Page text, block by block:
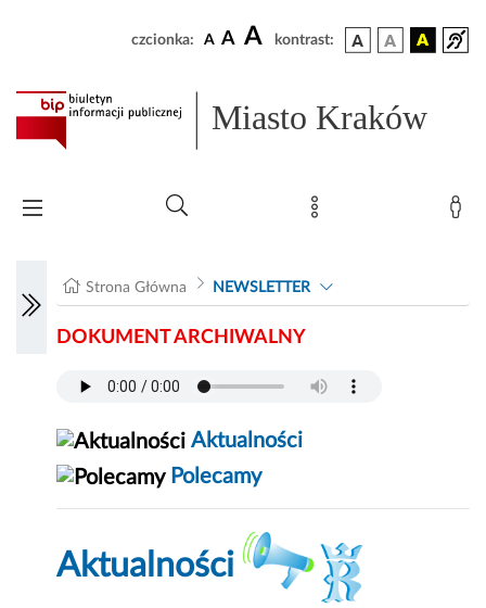
czcionka: A A A kontrast:
Miasto Kraków
Strona Główna NEWSLETTER
DOKUMENT ARCHIWALNY
Aktualności
Polecamy
Aktualności